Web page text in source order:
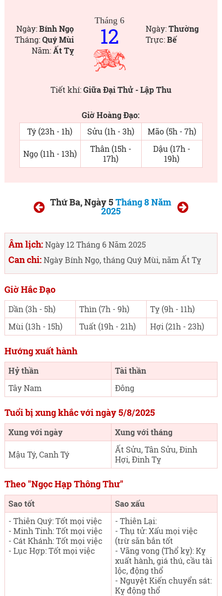
Ngày:Bính Ngọ
Tháng:Quý Mùi
Năm:Ất Tỵ
Tháng 6
12 Ngày:Thường
Trực:Bế
Tiết khí:Giữa Đại Thử - Lập Thu
Giờ Hoàng Đạo:
Tý (23h - 1h)
Sửu (1h - 3h) Mão (5h - 7h)
Ngọ (11h - 13h)
Thân (15h -
17h)
Dậu (17h -
19h)
Thứ Ba, Ngày 5Tháng 8 Năm
2025
Âm lịch:Ngày 12 Tháng 6 Năm 2025
Can chi:Ngày Bính Ngọ, tháng Quý Mùi, năm Ất Tỵ
Giờ Hắc Đạo
Dần (3h - 5h) Thìn (7h - 9h)
Tỵ (9h - 11h)
Mùi (13h - 15h)
Tuất (19h - 21h) Hợi (21h - 23h)
Hướng xuất hành
Hỷ thần
Tài thần
Tây Nam
Đông
Tuổi bị xung khắc với ngày 5/8/2025
Xung với ngày Xung với tháng
Mậu Tý, Canh Tý
Ất Sửu, Tân Sửu, Đinh
Hợi, Đinh Tỵ
Theo "Ngọc Hạp Thông Thư"
Sao tốt
Sao xấu
- Thiên Quý: Tốt mọi việc
- Minh Tinh: Tốt mọi việc
- Cát Khánh: Tốt mọi việc
- Lục Hợp: Tốt mọi việc
- Thiên Lại:
- Thụ tử: Xấu mọi việc
(trừ săn bắn tốt
- Vãng vong (Thổ kỵ): Kỵ
xuất hành, giá thú, cầu tài
lộc, động thổ
- Nguyệt Kiến chuyển sát:
Kỵ động thổ